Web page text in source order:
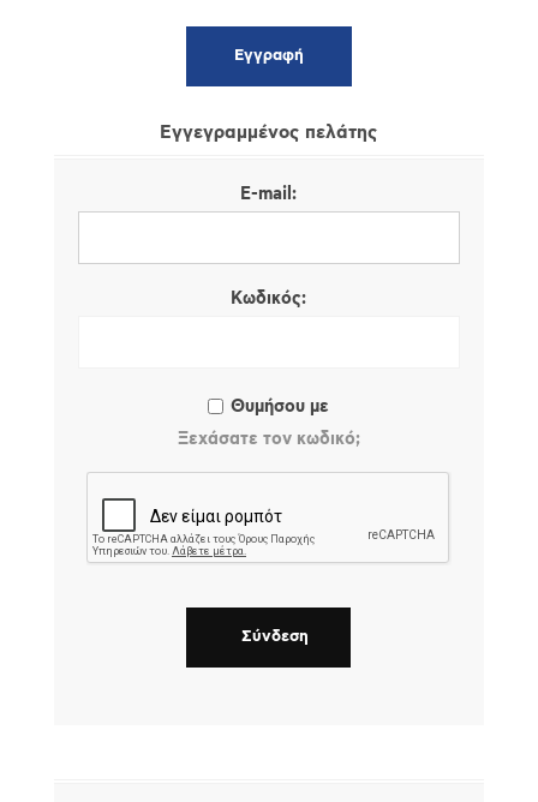
Εγγεγραμμένος πελάτης
E-mail:
Κωδικός:
Θυμήσου με
Ξεχάσατε τον κωδικό;